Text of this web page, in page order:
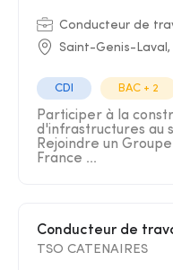
Conducteur de
Saint-Genis-Laval,
CDI BAC + 2
Participer à la
d'infrastructures au
Rejoindre un
France ...
Conducteur de
TSO CATENAIRES